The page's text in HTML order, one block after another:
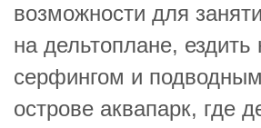
возможности для
на дельтоплане, ездить
серфингом и
острове аквапарк, где